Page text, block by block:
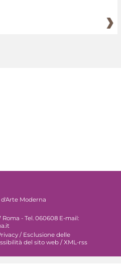
d'Arte Moderna
- Tel. 060608 E-mail:
/ Esclusione delle
del sito web /XML-rss